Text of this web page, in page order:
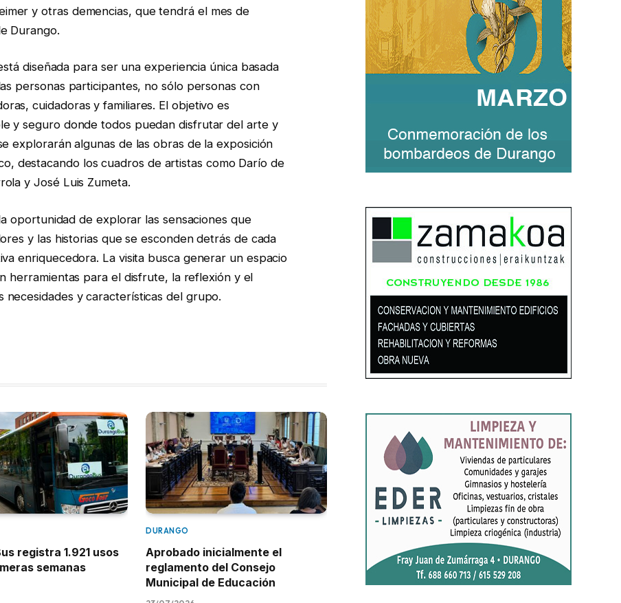
y otras demencias, que tendrá el mes de
Durango.
diseñada para ser una experiencia única basada
personas participantes, no sólo personas con
cuidadoras y familiares. El objetivo es
y seguro donde todos puedan disfrutar del arte y
explorarán algunas de las obras de la exposición
destacando los cuadros de artistas como Darío de
y José Luis Zumeta.
oportunidad de explorar las sensaciones que
y las historias que se esconden detrás de cada
enriquecedora. La visita busca generar un espacio
herramientas para el disfrute, la reflexión y el
y características del grupo.
registra 1.921 usos
semanas
DURANGO
Aprobado inicialmente el
reglamento del Consejo
Municipal de Educación